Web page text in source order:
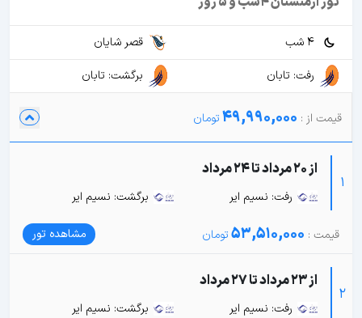
4 شب
قصر شایان
رفت: تابان
برگشت: تابان
49,990,000
1
از 20 مرداد تا 24 مرداد
رفت: نسیم ایر برگشت: نسیم ایر
53,510,000 مشاهده تور
2
از 23 مرداد تا 27 مرداد
رفت: نسیم ایر برگشت: نسیم ایر